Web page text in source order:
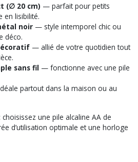
(∅ 20 cm) — parfait pour petits
en lisibilité.
noir — style intemporel chic ou
déco.
— allié de votre quotidien tout
sans fil — fonctionne avec une pile
partout dans la maison ou au
choisissez une pile alcaline AA de
d’utilisation optimale et une horloge